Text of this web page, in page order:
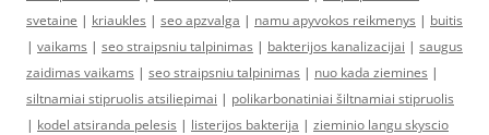
svetaine | kriaukles | seo apzvalga | namu apyvokos reikmenys | buitis
| vaikams | seo straipsniu talpinimas | bakterijos kanalizacijai | saugus
zaidimas vaikams | seo straipsniu talpinimas | nuo kada ziemines |
siltnamiai stipruolis atsiliepimai | polikarbonatiniai šiltnamiai stipruolis
| kodel atsiranda pelesis | listerijos bakterija | zieminio langu skyscio